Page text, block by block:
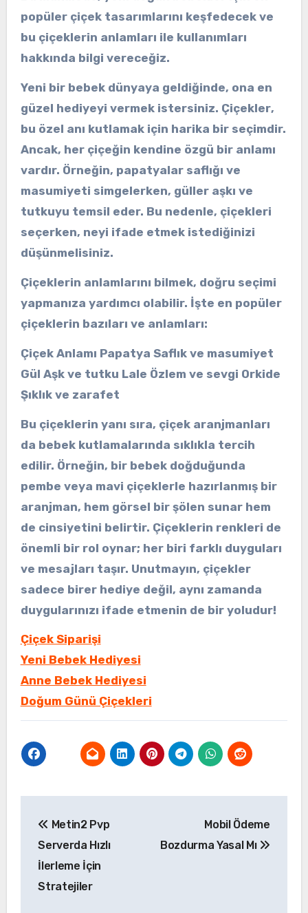
popüler çiçek tasarımlarını keşfedecek ve
bu çiçeklerin anlamları ile kullanımları
hakkında bilgi vereceğiz.
Yeni bir bebek dünyaya geldiğinde, ona en
güzel hediyeyi vermek istersiniz. Çiçekler,
bu özel anı kutlamak için harika bir seçimdir.
Ancak, her çiçeğin kendine özgü bir anlamı
vardır. Örneğin, papatyalarsaflığı ve
masumiyeti simgelerken, gülleraşkı ve
tutkuyu temsil eder. Bu nedenle, çiçekleri
seçerken, neyi ifade etmek istediğinizi
düşünmelisiniz.
Çiçeklerin anlamlarını bilmek, doğru seçimi
yapmanıza yardımcı olabilir. İşte en popüler
çiçeklerin bazıları ve anlamları:
Çiçek Anlamı Papatya Saflık ve masumiyet
Gül Aşk ve tutku Lale Özlem ve sevgi Orkide
Şıklık ve zarafet
Bu çiçeklerin yanı sıra, çiçek aranjmanları
da bebek kutlamalarında sıklıkla tercih
edilir. Örneğin, bir bebek doğduğunda
pembe veya mavi çiçeklerle hazırlanmış bir
aranjman, hem görsel bir şölen sunar hem
de cinsiyetini belirtir. Çiçeklerin renkleri de
önemli bir rol oynar; her biri farklı duyguları
ve mesajları taşır. Unutmayın, çiçekler
sadece birer hediye değil, aynı zamanda
duygularınızı ifade etmenin de bir yoludur!
Çiçek Siparişi
Yeni Bebek Hediyesi
Anne Bebek Hediyesi
Doğum Günü Çiçekleri
gezinmesi
Metin2 Pvp
Serverda Hızlı
İlerleme İçin
Stratejiler
Mobil Ödeme
Bozdurma Yasal Mı